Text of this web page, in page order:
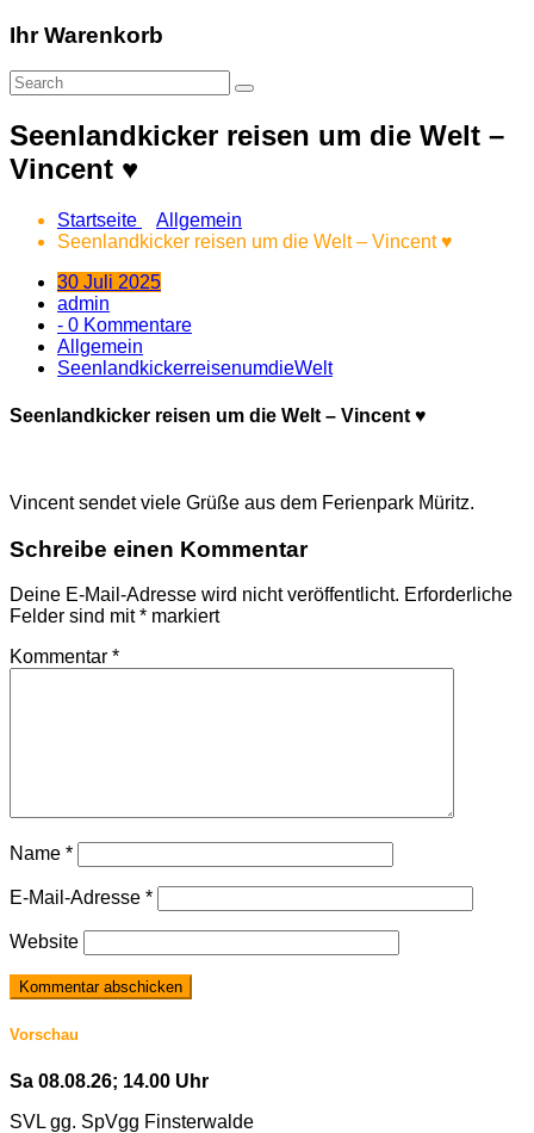
Ihr Warenkorb
Seenlandkicker reisen um die Welt –
Vincent ♥️
Startseite
Allgemein
Seenlandkicker reisen um die Welt – Vincent ♥️
30 Juli 2025
admin
- 0 Kommentare
Allgemein
SeenlandkickerreisenumdieWelt
Seenlandkicker reisen um die Welt – Vincent ♥️
Vincent sendet viele Grüße aus dem Ferienpark Müritz.
Schreibe einen Kommentar
Deine E-Mail-Adresse wird nicht veröffentlicht. Erforderliche
Felder sind mit* markiert
Kommentar *
Name *
E-Mail-Adresse *
Website
Vorschau
Sa 08.08.26; 14.00 Uhr
SVL gg. SpVgg Finsterwalde